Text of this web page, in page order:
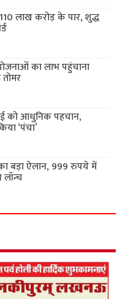
लाख करोड़ के पार, शुद्ध
का लाभ पहुंचाना
को आधुनिक पहचान,
‘पंचा’
बड़ा ऐलान, 999 रुपये में